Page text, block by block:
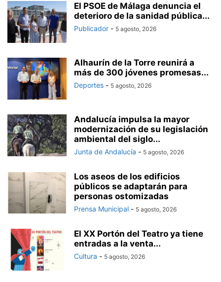
El PSOE de Málaga denuncia el
deterioro de la sanidad pública...
Publicador - 5 agosto, 2026
Alhaurín de la Torre reunirá a
más de 300 jóvenes promesas...
Deportes - 5 agosto, 2026
Andalucía impulsa la mayor
modernización de su legislación
ambiental del siglo...
Junta de Andalucía - 5 agosto, 2026
Los aseos de los edificios
públicos se adaptarán para
personas ostomizadas
Prensa Municipal - 5 agosto, 2026
El XX Portón del Teatro ya tiene
entradas a la venta...
Cultura - 5 agosto, 2026